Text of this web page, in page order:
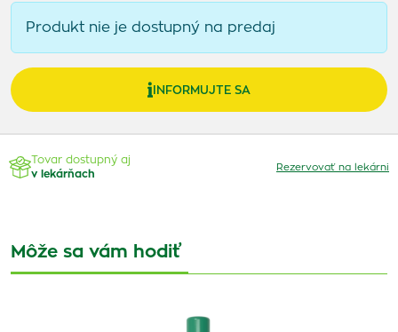
Produkt nie je dostupný na predaj
INFORMUJTE SA
Tovar dostupný aj
v lekárňach
Rezervovať na lekárni
Môže sa vám hodiť